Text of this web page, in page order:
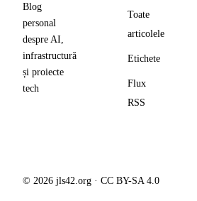
Blog
personal
despre AI,
infrastructură
și proiecte
tech
Toate
articolele
Etichete
Flux
RSS
© 2026 jls42.org · CC BY-SA 4.0